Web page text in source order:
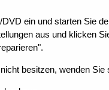
ein und starten Sie
aus und klicken
besitzen, wenden